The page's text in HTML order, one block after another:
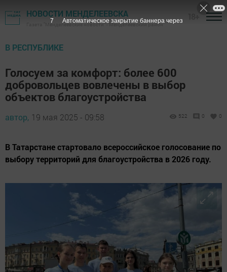
НОВОСТИ МЕНДЕЛЕЕВСКА
Газета "Менделеевские новости" - Менделеевский район
В РЕСПУБЛИКЕ
Голосуем за комфорт: более 600
добровольцев вовлечены в выбор
объектов благоустройства
автор, 19 мая 2025 - 09:58 522 0 0
В Татарстане стартовало всероссийское голосование по
выбору территорий для благоустройства в 2026 году.
7 Автоматическое закрытие баннера через